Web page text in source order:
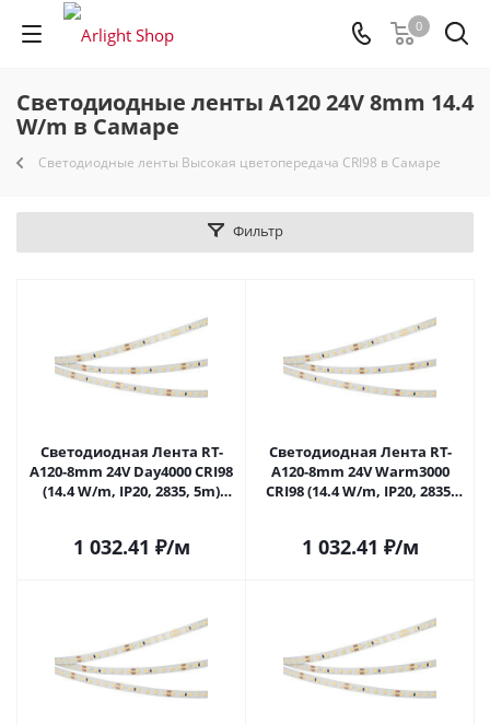
0
Светодиодные ленты A120 24V 8mm 14.4
W/m в Самаре
Светодиодные ленты Высокая цветопередача CRI98 в Самаре
Фильтр
Светодиодная Лента RT-
A120-8mm 24V Day4000 CRI98
(14.4 W/m, IP20, 2835, 5m)
1 032.41 ₽/м
Светодиодная Лента RT-
A120-8mm 24V Warm3000
CRI98 (14.4 W/m, IP20, 2835,
1 032.41 ₽/м